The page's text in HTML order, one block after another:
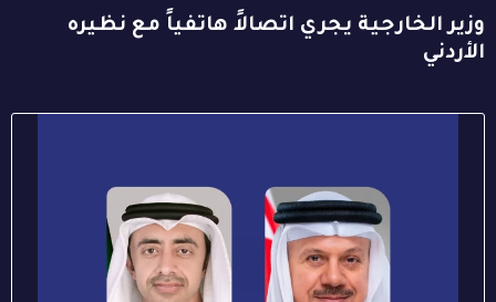
وزير الخارجية يجري اتصالاً هاتفياً مع نظيره
الأردني